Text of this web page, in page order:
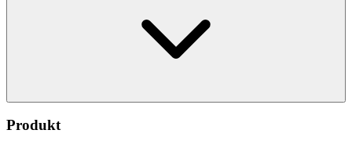
Produkt